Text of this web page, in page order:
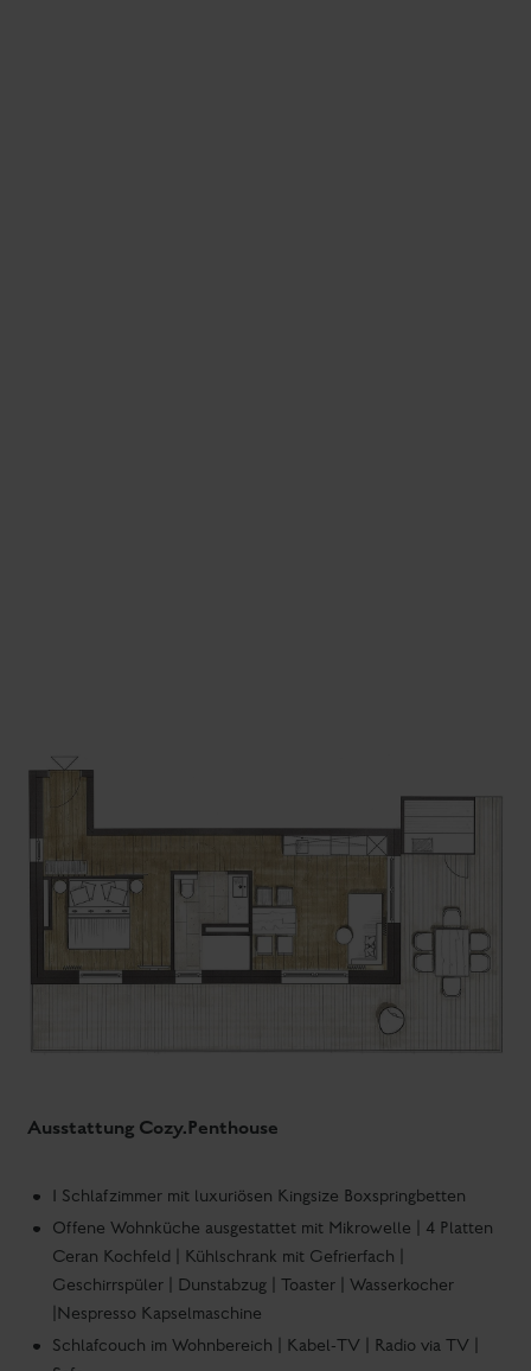
Ausstattung Cozy.Penthouse
1 Schlafzimmer mit luxuriösen Kingsize Boxspringbetten
Offene Wohnküche ausgestattet mit Mikrowelle | 4 Platten
|Nespresso Kapselmaschine
Safe
1 Badezimmer mit Regendusche/WC, Haarföhn &
Handtuchtrockner
Kostenlose Pflegeprodukte im Badezimmer
Vorraum | Waschmaschine- Trocknerkombi
großzügige Dachterrasse mit Außensauna